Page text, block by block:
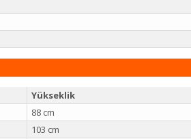
Yükseklik
88 cm
103 cm